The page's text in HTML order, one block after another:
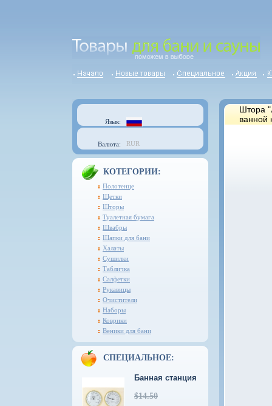
Язык:
Валюта: RUR
КОТЕГОРИИ:
Полотенце
Щетки
Шторы
Туалетная бумага
Швабры
Шапки для бани
Халаты
Сушилки
Табличка
Салфетки
Рукавицы
Очистители
Наборы
Коврики
Веники для бани
СПЕЦИАЛЬНОЕ:
Банная станция
$14.50
Штора
ванной